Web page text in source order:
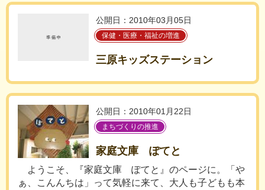
公開日：2010年03月05日
保健・医療・福祉の増進
三原キッズステーション
公開日：2010年01月22日
まちづくりの推進
家庭文庫 ぽてと
ようこそ、『家庭文庫 ぽてと』のページに。「や
ぁ、こんんちは」って気軽に来て、大人も子どもも本